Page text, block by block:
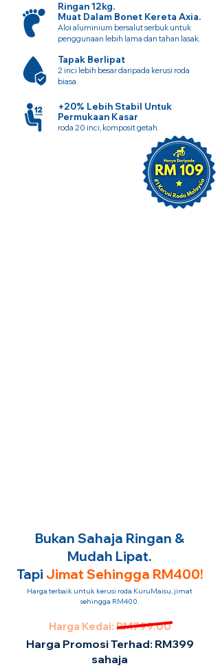
Ringan 12kg.
Muat Dalam Bonet Kereta Axia.
Aloi aluminium bersalut serbuk untuk
penggunaan lebih lama dan tahan lasak.
Tapak Berlipat
2 inci lebih besar daripada kerusi roda
biasa.
+20% Lebih Stabil Untuk
Permukaan Kasar
roda 20 inci, komposit getah.
Bukan Sahaja Ringan &
Mudah Lipat.
Tapi Jimat Sehingga RM400!
Harga terbaik untuk kerusi roda KuruMaisu, jimat
sehingga RM400.
Harga Kedai: RM799.00
Harga Promosi Terhad: RM399
sahaja